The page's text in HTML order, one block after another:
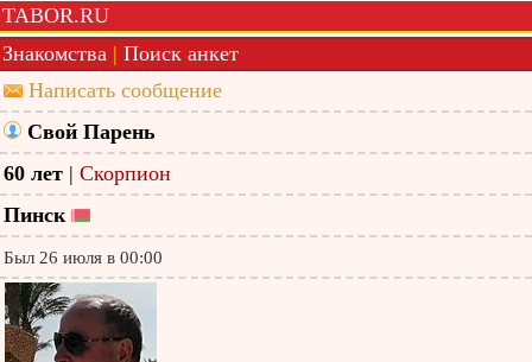
TABOR.RU
Знакомства | Поиск анкет
Написать сообщение
Свой Парень
60 лет | Скорпион
Пинск
Был 26 июля в 00:00